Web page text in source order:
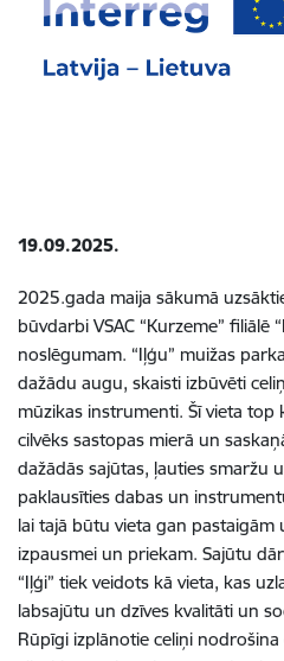
19.09.2025.
2025.gada maija sākumā
būvdarbi VSAC “Kurzeme” filiālē
noslēgumam. “Iļģu” muižas
dažādu augu, skaisti izbūvēti
mūzikas instrumenti. Šī vieta top
cilvēks sastopas mierā un
dažādās sajūtas, ļauties smaržu
paklausīties dabas un
lai tajā būtu vieta gan
izpausmei un priekam. Sajūtu
“Iļģi” tiek veidots kā vieta, kas
labsajūtu un dzīves kvalitāti un
Rūpīgi izplānotie celiņi